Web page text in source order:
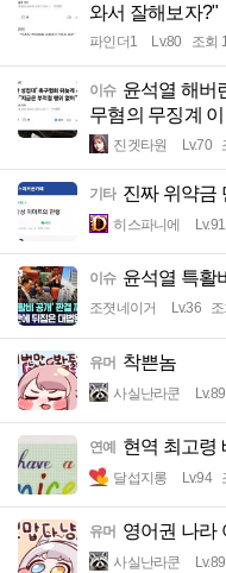
와서 잘해보자?"
파인더1 Lv.80 조회
이슈 윤석열 해버
무혐의 무징계
진겟타원 Lv.70
기타 진짜 위약금
히스파니에 Lv.91
이슈 윤석열 특활
조졋네이거 Lv.36
유머 착쁜놈
사실난라쿤 Lv.89
연예 현역 최고령
달섭지롱 Lv.94
유머 영어권 나라
사실난라쿤 Lv.89